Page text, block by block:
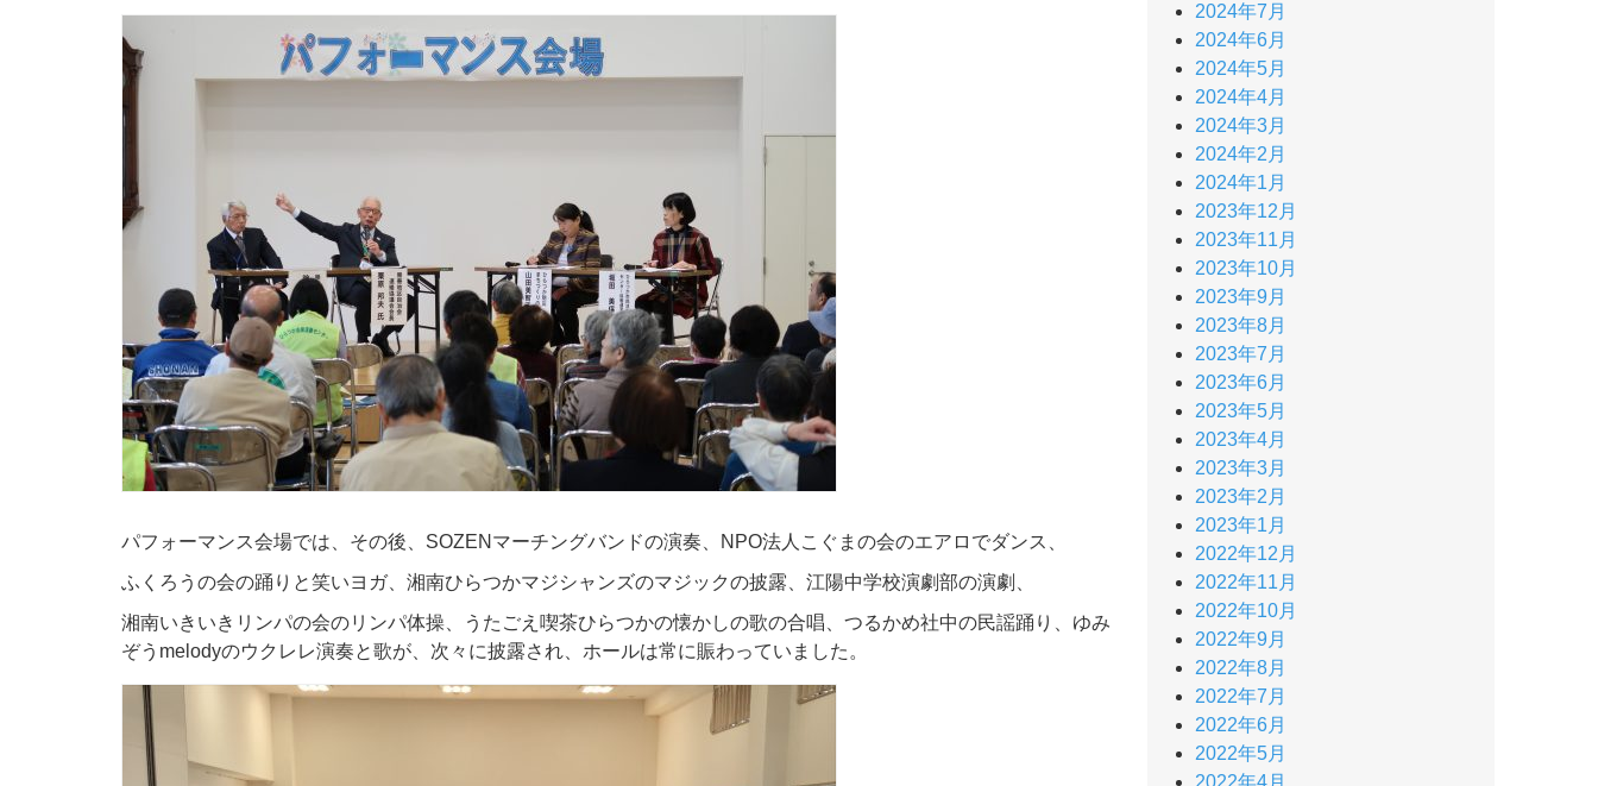
パフォーマンス会場では、その後、SOZENマーチングバンドの演奏、NPO法人こぐまの会のエアロでダンス、
ふくろうの会の踊りと笑いヨガ、湘南ひらつかマジシャンズのマジックの披露、江陽中学校演劇部の演劇、
湘南いきいきリンパの会のリンパ体操、うたごえ喫茶ひらつかの懐かしの歌の合唱、つるかめ社中の民謡踊り、ゆみ
ぞうmelodyのウクレレ演奏と歌が、次々に披露され、ホールは常に賑わっていました。
2024年7月
2024年6月
2024年5月
2024年4月
2024年3月
2024年2月
2024年1月
2023年12月
2023年11月
2023年10月
2023年9月
2023年8月
2023年7月
2023年6月
2023年5月
2023年4月
2023年3月
2023年2月
2023年1月
2022年12月
2022年11月
2022年10月
2022年9月
2022年8月
2022年7月
2022年6月
2022年5月
2022年4月